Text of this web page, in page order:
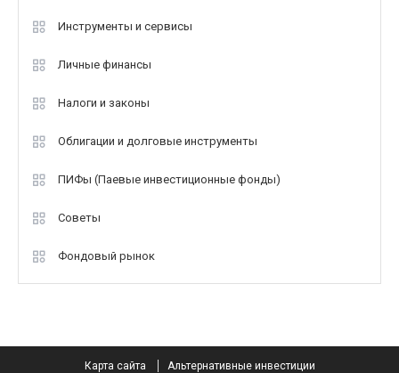
Инструменты и сервисы
Личные финансы
Налоги и законы
Облигации и долговые инструменты
ПИФы (Паевые инвестиционные фонды)
Советы
Фондовый рынок
Карта сайта Альтернативные инвестиции